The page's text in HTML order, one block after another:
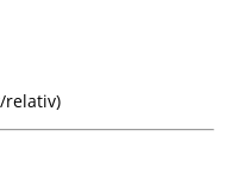
relativ)